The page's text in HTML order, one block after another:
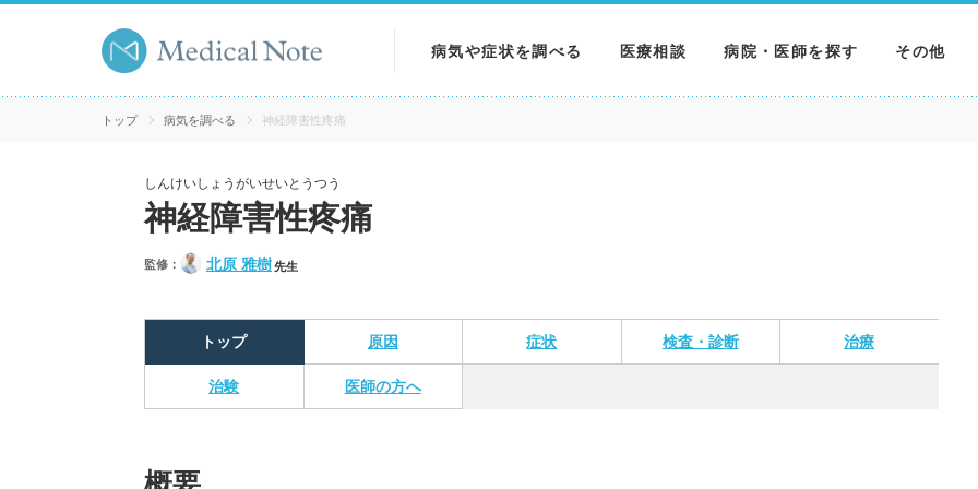
病気や症状を調べる
病気を調べる
医療相談 病院・医師を探す
病院を探す
その他
MNニュー
トップ 病気を調べる 神経障害性疼痛
しんけいしょうがいせいとうつう
神経障害性疼痛
監修： 北原 雅樹先生
トップ 原因 症状 検査・診断 治療
治験 医師の方へ